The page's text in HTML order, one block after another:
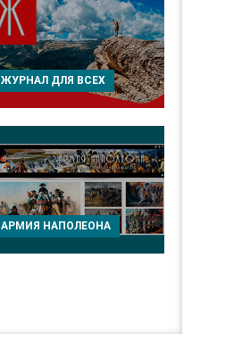
ЖУРНАЛ ДЛЯ ВСЕХ
АРМИЯ НАПОЛЕОНА